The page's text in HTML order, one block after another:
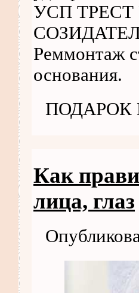
УСП
Реммонтаж
основания.
Как
лица, глаз